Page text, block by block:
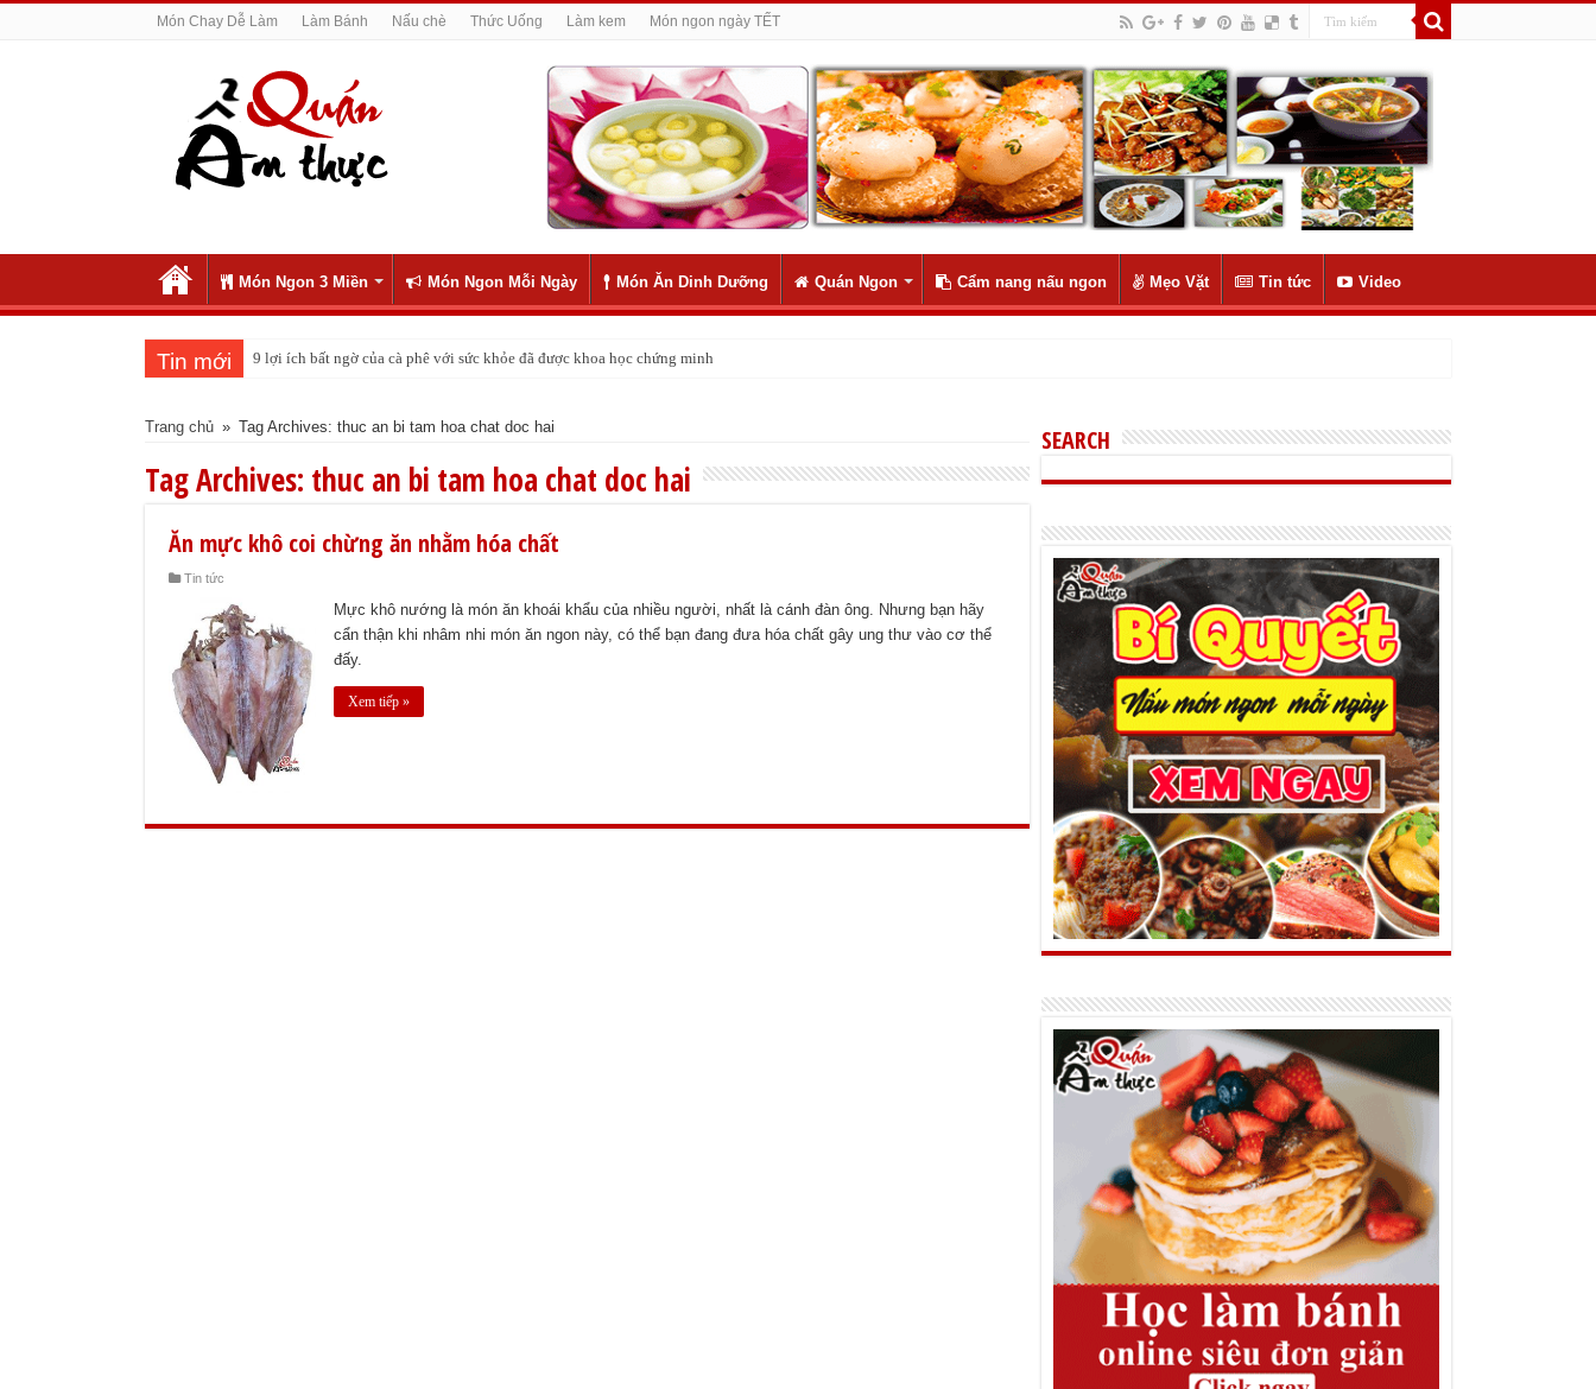
Món Chay Dễ Làm Làm Bánh Nấu chè Thức Uống Làm kem Món ngon ngày TẾT
Món Ngon 3 Miền Món Ngon Mỗi Ngày Món Ăn Dinh Dưỡng Quán Ngon Cẩm nang nấu ngon Mẹo Vặt Tin tức Video
Tin mới 9 lợi ích bất ngờ của cà phê với sức khỏe đã được khoa học chứng minh
Trang chủ » Tag Archives: thuc an bi tam hoa chat doc hai
Tag Archives: thuc an bi tam hoa chat doc hai
Ăn mực khô coi chừng ăn nhằm hóa chất
Tin tức
Mực khô nướng là món ăn khoái khẩu của nhiều người, nhất là cánh đàn ông. Nhưng bạn hãy
cẩn thận khi nhâm nhi món ăn ngon này, có thể bạn đang đưa hóa chất gây ung thư vào cơ thể
đấy.
Xem tiếp »
SEARCH